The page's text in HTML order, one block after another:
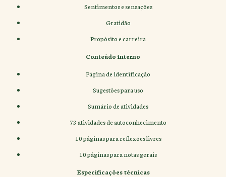
Sentimentos e sensações
Gratidão
Propósito e carreira
Conteúdo interno
Página de identificação
Sugestões para uso
Sumário de atividades
73 atividades de autoconhecimento
10 páginas para reflexões livres
10 páginas para notas gerais
Especificações técnicas